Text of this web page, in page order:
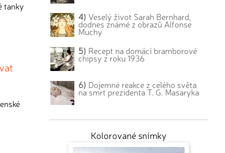
tanky
4) Veselý život Sarah Bernhard,
dodnes známé z obrazů Alfonse
Muchy
5) Recept na domácí bramborové
chipsy z roku 1936
6) Dojemné reakce z celého světa
na smrt prezidenta T. G. Masaryka
Kolorované snímky